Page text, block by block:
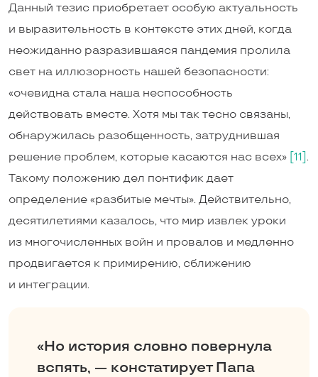
Данный тезис приобретает особую актуальность
и выразительность в контексте этих дней, когда
неожиданно разразившаяся пандемия пролила
свет на иллюзорность нашей безопасности:
«очевидна стала наша неспособность
действовать вместе. Хотя мы так тесно связаны,
обнаружилась разобщенность, затруднившая
решение проблем, которые касаются нас всех» [11] .
Такому положению дел понтифик дает
определение «разбитые мечты». Действительно,
десятилетиями казалось, что мир извлек уроки
из многочисленных вой­н и провалов и медленно
продвигается к примирению, сближению
и интеграции.
«Но история словно повернула
вспять, — констатирует Папа